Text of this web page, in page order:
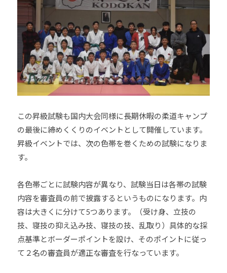
この昇級試験も国内大会同様に長期休暇の柔道キャンプ
の最後に締めくくりのイベントとして開催しています。
昇級イベントでは、次の色帯を巻くための試験になりま
す。
各色帯ごとに試験内容が異なり、試験当日は各帯の試験
内容を審査員の前で披露するというものになります。内
容は大きくに分けて5つあります。（受け身、立技の
技、寝技の抑え込み技、寝技の技、乱取り）具体的な採
点基準とボーダーポイントを設け、そのポイントに従っ
て２名の審査員が適正な審査を行なっています。